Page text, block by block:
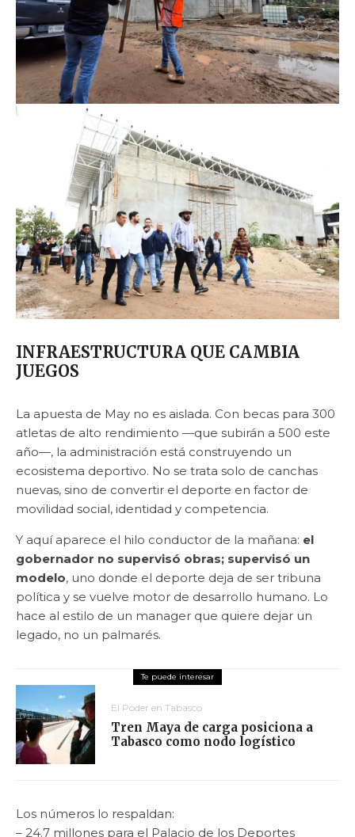
INFRAESTRUCTURA QUE CAMBIA
JUEGOS
La apuesta de May no es aislada. Con becas para 300
atletas de alto rendimiento —que subirán a 500 este
año—, la administración está construyendo un
ecosistema deportivo. No se trata solo de canchas
nuevas, sino de convertir el deporte en factor de
movilidad social, identidad y competencia.
Y aquí aparece el hilo conductor de la mañana: el
gobernador no supervisó obras; supervisó un
modelo, uno donde el deporte deja de ser tribuna
política y se vuelve motor de desarrollo humano. Lo
hace al estilo de un manager que quiere dejar un
legado, no un palmarés.
El Poder en Tabasco
Tren Maya de carga posiciona a
Tabasco como nodo logístico
Los números lo respaldan:
– 24.7 millones para el Palacio de los Deportes